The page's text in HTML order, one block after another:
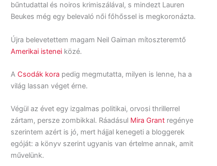
bűntudattal és noiros krimiszálával, s mindezt Lauren
Beukes még egy belevaló női főhőssel is megkoronázta.
Újra belevetettem magam Neil Gaiman mítoszteremtő
Amerikai istenei közé.
A Csodák kora pedig megmutatta, milyen is lenne, ha a
világ lassan véget érne.
Végül az évet egy izgalmas politikai, orvosi thrillerrel
zártam, persze zombikkal. Ráadásul Mira Grant regénye
szerintem azért is jó, mert hájjal kenegeti a bloggerek
egóját: a könyv szerint ugyanis van értelme annak, amit
művelünk.